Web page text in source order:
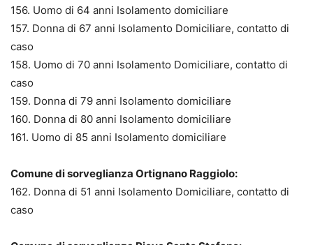
156. Uomo di 64 anni Isolamento domiciliare
157. Donna di 67 anni Isolamento Domiciliare, contatto di
caso
158. Uomo di 70 anni Isolamento Domiciliare, contatto di
caso
159. Donna di 79 anni Isolamento domiciliare
160. Donna di 80 anni Isolamento domiciliare
161. Uomo di 85 anni Isolamento domiciliare
Comune di sorveglianza Ortignano Raggiolo:
162. Donna di 51 anni Isolamento Domiciliare, contatto di
caso